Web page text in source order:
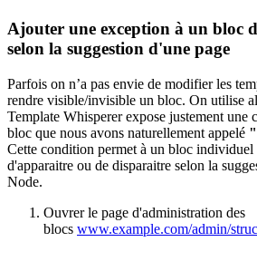
Ajouter une exception à un bloc
selon la suggestion d'une page
Parfois on n’a pas envie de modifier les
rendre visible/invisible un bloc. On utilise
Template Whisperer expose justement
bloc que nous avons naturellement appelé
Cette condition permet à un bloc
d'apparaitre ou de disparaitre selon la
Node.
Ouvrer le page d'administration des
blocs www.example.com/admin/